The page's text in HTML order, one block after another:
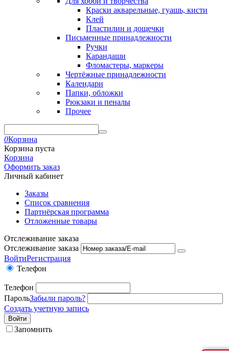
Краски акварельные, гуашь, кисти
Клей
Пластилин и дощечки
Письменные принадлежности
Ручки
Карандаши
Фломастеры, маркеры
Чертёжные принадлежности
Календари
Папки, обложки
Рюкзаки и пеналы
Прочее
0Корзина
Корзина пуста
Корзина
Оформить заказ
Личный кабинет
Заказы
Список сравнения
Партнёрская программа
Отложенные товары
Отслеживание заказа
Отслеживание заказа
ВойтиРегистрация
Телефон
Телефон
ПарольЗабыли пароль?
Создать учетную запись
Войти
Запомнить